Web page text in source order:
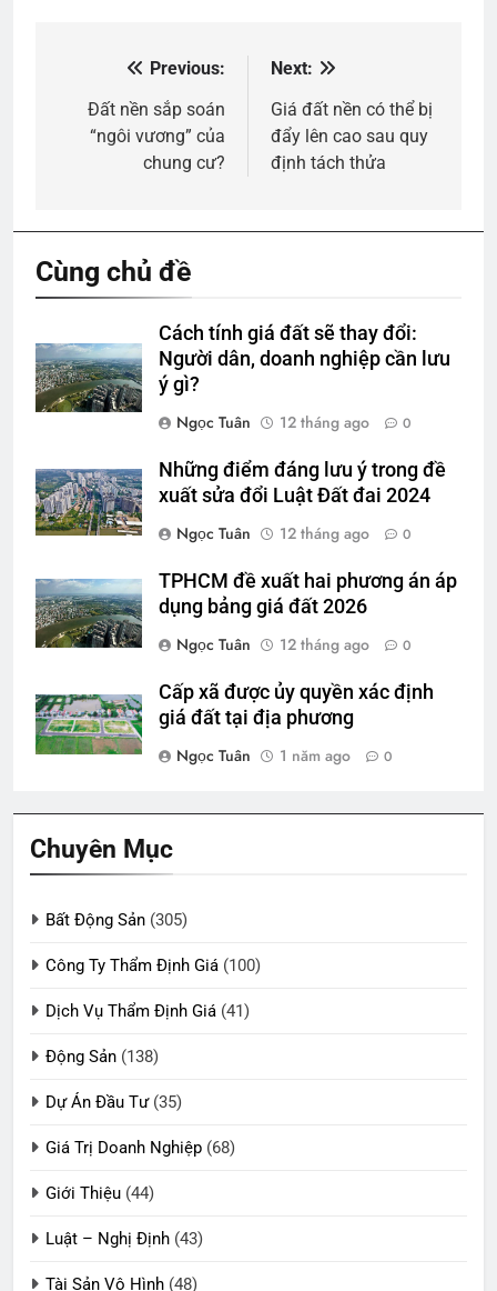
hướng
Previous:
Đất nền sắp soán
“ngôi vương” của
chung cư?
Next:
Giá đất nền có thể bị
đẩy lên cao sau quy
định tách thửa
Cùng chủ đề
Cách tính giá đất sẽ thay đổi:
Người dân, doanh nghiệp cần lưu
ý gì?
Ngọc Tuân
12 tháng ago 0
Những điểm đáng lưu ý trong đề
xuất sửa đổi Luật Đất đai 2024
Ngọc Tuân
12 tháng ago 0
TPHCM đề xuất hai phương án áp
dụng bảng giá đất 2026
Ngọc Tuân
12 tháng ago 0
Cấp xã được ủy quyền xác định
giá đất tại địa phương
Ngọc Tuân
1 năm ago 0
Chuyên Mục
Bất Động Sản (305)
Công Ty Thẩm Định Giá (100)
Dịch Vụ Thẩm Định Giá (41)
Động Sản (138)
Dự Án Đầu Tư(35)
Giá Trị Doanh Nghiệp (68)
Giới Thiệu (44)
Luật – Nghị Định (43)
Tài Sản Vô Hình (48)